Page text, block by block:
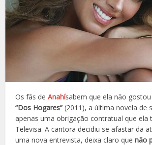
Os fãs deAnahísabem que ela não
“Dos Hogares” (2011), a última novela de
apenas uma obrigação contratual que ela
Televisa. A cantora decidiu se afastar da
uma nova entrevista, deixa claro quenão